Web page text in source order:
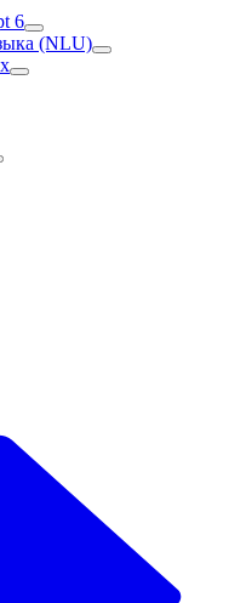
6
(NLU)